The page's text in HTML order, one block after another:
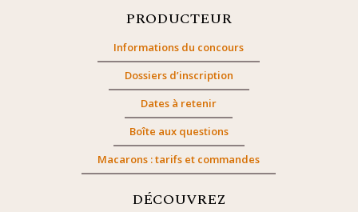
PRODUCTEUR
Informations du concours
Dossiers d’inscription
Dates à retenir
Boîte aux questions
Macarons : tarifs et commandes
DÉCOUVREZ